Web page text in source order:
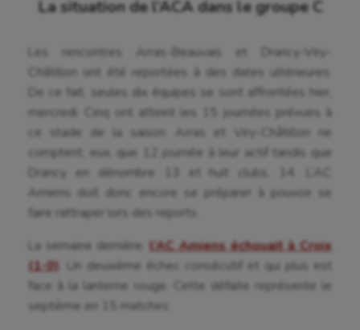
La situation de l’ACA dans le groupe C
Les rencontres Arras-Beauvais et Drancy-Viry-
Châtillon ont été reportées à des dates ultérieures.
De ce fait, seules dix équipes se sont affrontées hier,
mercredi. Cinq ont atteint les 15 journées prévues à
ce stade de la saison. Arras et Viry-Châtillon ne
comptent, eux, que 12 journée à leur actif tandis que
Drancy en dénombre 13 et huit clubs, 14. L’AC
Amiens doit donc encore se préparer à pouvoir se
faire rattraper lors des reports.
La semaine dernière,l’AC Amiens échouait à Croix
(1-0) . Un deuxième échec consécutif et qui plus est
face à la lanterne rouge. Cette défaite représente le
septième en 15 matches.